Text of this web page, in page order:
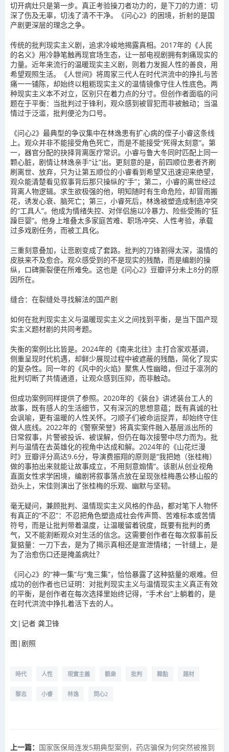
切开病灶只是第一步。真正考验操刀者功力的，是下刀的力道：切
深了伤及无辜，切浅了清不干净。《问心2》的困境，折射的是国
产剧更深层的理念之争。
传统的批判现实主义剧，追求冷峻地揭露真相。2017年的《人民
的名义》用冷静笔触再现官场生态，让一部电视剧拥有刺痛现实的
力量。近年来流行的温暖现实主义剧，则着力发掘人性的善良，用
希望观照生活。《人世间》将周家三代人在时代洪流中的挣扎与苦
痛一一铺陈，却始终以粗粝现实主义的温情镜像守住人性底色。两
种现实主义本不对立，区别只在着力点的分寸。但创作者面临的问
题在于平衡：当批判过于锋利，观众感到被冒犯而非被触动；当温
情过于泛滥，批判便沦为口号。
《问心2》最典型的争议集中在林逸患有扩心病的侄子小睿这条线
上。观众并非不能接受角色死亡，而是不能接受“死得太刻意”。第
一，器官分配的抉择背离医疗常识。小睿与鲁大冬同时匹配上同一
颗心脏，剧情让林逸亲手“让”出。更刻意的是，前四顺位患者齐刷
刷离世、放弃，只为让第五顺位的小睿看到希望又迅速迎来绝望，
观众能清楚看见叙事背后那只操纵的“手”；第二，小睿的离世经过
背离人物逻辑。求生欲极强的他，明知随时有生命危险，却冒雨搬
花，诱发心衰、脑死亡；第三，小睿死后，林逸被塑造成制造冲突
的“工具人”。他成为情绪失控、对伴侣施以冷暴力、险些受贿的“狂
躁巨婴”。他身上堆叠太多家庭苦难、职场冲突、人性考验，承载
过多戏剧任务，而被工具化。
三重刻意叠加，让悲剧变成了套路。批判的刀锋割得太深，温情的
皮肤来不及愈合。观众感受到的不是现实的残酷，而是编剧的操
纵，口碑撕裂便在所难免。这也是《问心2》豆瓣评分未上8分的原
因所在。
缝合：在裂缝处寻找解法的国产剧
如何在批判现实主义与温暖现实主义之间找到平衡，是当下国产现
实主义题材剧的共同考题。
失衡的案例比比皆是。2024年的《南来北往》主打合家欢基调，
侧重呈现时代机遇，却鲜少展现过程中被遮蔽的残酷，简化了现实
的复杂性。同一年的《风中的火焰》聚焦人性幽暗，但过于凛冽的
批判切断了共情通道，让观众感到压抑，而非触动。
但成功案例同样提供了参照。2020年的《装台》讲述装台工人的
故事，既有感人的生活细节，又有深沉的思想意蕴；既有真诚的社
会讽喻，更有温暖的人性关怀。刁顺子们被命运捉弄，却始终守住
做人底线。2022年的《警察荣誉》将真实案件融入基层派出所的
日常叙事，片警被投诉、被误解，但仍在每次接警中尽力而为。批
判与温情在去英雄化的视角中达成和解。2024年的《山花烂漫
时》豆瓣评分高达9.6分，导演费振翔的原则是“我把她（张桂梅）
做的事拍出来就能让故事成立，不用刻意煽情”。该剧从创业视角
直面女性求学困境，编剧将叙事落点放在呈现张桂梅愚公移山般的
劲头上，宋佳则演出了张桂梅的乐观、幽默与坚韧。
毫无疑问，兼顾批判、温情现实主义风格的作品，都对笔下人物怀
有真正的“不忍”：不忍把角色塑造成社会传声筒、苦难标本或苦情
符号，而是让批判带着温度，让温暖留着锐度，既要有批判的勇
气，又不能割断观众对生活的信念。这需要创作者在每次叙事前反
复掂量：一刀下去，是为了揭示真相还是宣泄情绪；一针缝上，是
为了治愈伤口还是掩盖病灶？
《问心2》的“神一集”与“鬼三集”，恰恰暴露了这种掂量的艰难。但
成功的创作者也已证明：对批判现实主义与温情现实主义真正有效
的平衡，是创作者在每次选择里始终记得，“手术台”上躺着的，是
在时代洪流中挣扎着活下去的人。
文|记者 龚卫锋
图|剧照
時代 人性 現實主義 觀衆 批判 難點 題材
黎志 小睿 林逸 問心2
上一篇： 国家医保局连发5期典型案例，药店骗保为何突然被推到